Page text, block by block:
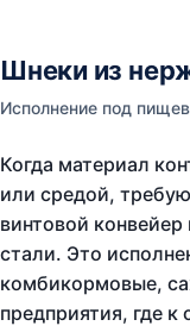
Шнеки из
Исполнение под
Когда материал
или средой,
винтовой
стали. Это
комбикормовые,
предприятия, где